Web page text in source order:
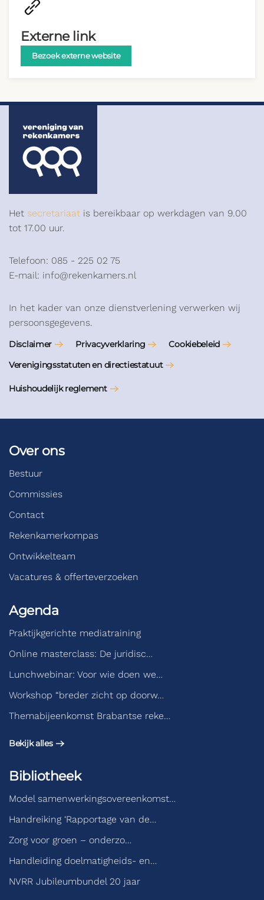
Externe link
Bezoek externe website
Het secretariaat is bereikbaar op werkdagen van 9.00
tot 17.00 uur.
Telefoon: 085 - 225 02 75
E-mail: info@rekenkamers.nl
In het kader van onze dienstverlening verwerken wij
persoonsgegevens.
Disclaimer Privacyverklaring
Cookiebeleid
Verenigingsstatuten en directiestatuut
Huishoudelijk reglement
Over ons
Bestuur
Commissies
Contact
Rekenkamerkompas
Ontwikkelteam
Vacatures & offerteverzoeken
Agenda
Praktijkgerichte mediatraining
Online masterclass: De juridisc…
Lunchwebinar: Voor wie doen we…
Workshop “breder zicht op doorw…
Themabijeenkomst Brabantse reke…
Bekijk alles
Bibliotheek
Model samenwerkingsovereenkomst…
Handreiking ‘Rapportage van de…
Zorg voor groen – onderzo…
Handleiding doelmatigheids- en…
NVRR Jubileumbundel 20 jaar